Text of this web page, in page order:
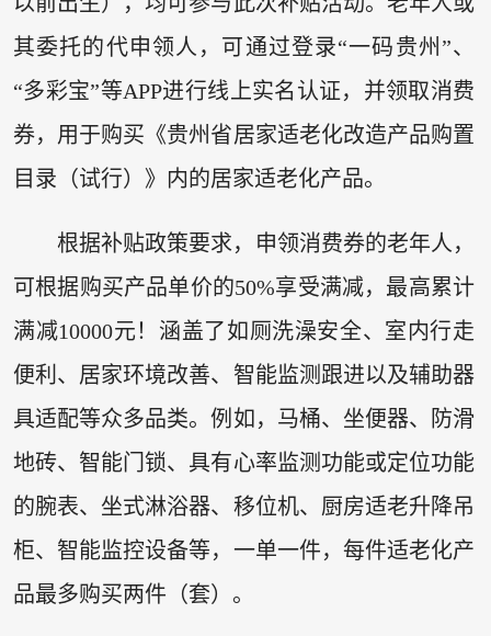
其委托的代申领人，可通过登录“一码贵州”、
“多彩宝”等APP进行线上实名认证，并领取消费
券，用于购买《贵州省居家适老化改造产品购置
目录（试行）》内的居家适老化产品。
根据补贴政策要求，申领消费券的老年人，
可根据购买产品单价的50%享受满减，最高累计
满减10000元！涵盖了如厕洗澡安全、室内行走
便利、居家环境改善、智能监测跟进以及辅助器
具适配等众多品类。例如，马桶、坐便器、防滑
地砖、智能门锁、具有心率监测功能或定位功能
的腕表、坐式淋浴器、移位机、厨房适老升降吊
柜、智能监控设备等，一单一件，每件适老化产
品最多购买两件（套）。